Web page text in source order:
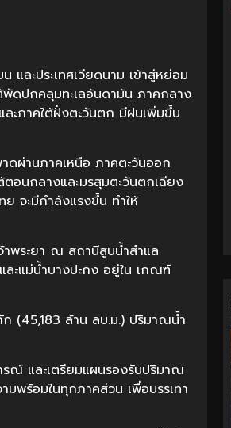
ละประเทศเวียดนาม เข้าสู่หย่อม
พัดปกคลุมทะเลอันดามัน ภาคกลาง
ะภาคใต้ฝั่งตะวันตก มีฝนเพิ่มขึ้น
ผ่านภาคเหนือ ภาคตะวันออก
อนกลางและมรสุมตะวันตกเฉียง
จะมีกำลังแรงขึ้น ทำให้
พระยา ณ สถานีสูบน้ำสำแล
ะแม่น้ำบางปะกง อยู่ใน เกณฑ์
(45,183 ล้าน ลบ.ม.) ปริมาณน้ำ
ณ์ และเตรียมแผนรองรับปริมาณ
พร้อมในทุกภาคส่วน เพื่อบรรเทา